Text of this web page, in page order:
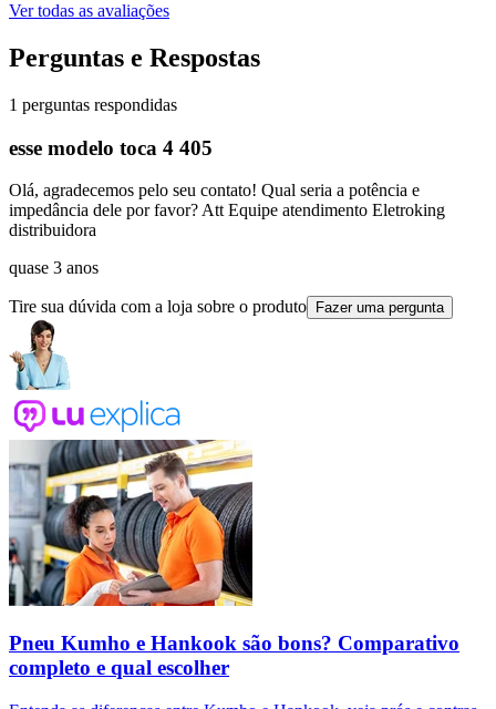
Ver todas as avaliações
Perguntas e Respostas
1 perguntas respondidas
esse modelo toca 4 405
Olá, agradecemos pelo seu contato! Qual seria a potência e
impedância dele por favor? Att Equipe atendimento Eletroking
distribuidora
quase 3 anos
Tire sua dúvida com a loja sobre o produto Fazer uma pergunta
Pneu Kumho e Hankook são bons? Comparativo
completo e qual escolher